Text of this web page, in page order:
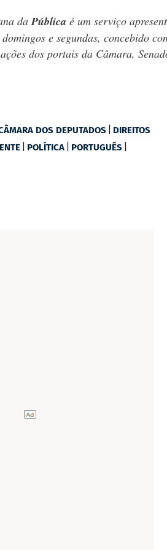
daPública é um serviço
e segundas, concebido
dos portais da Câmara,
DOS DEPUTADOS | DIREITOS
| POLÍTICA | PORTUGUÊS |